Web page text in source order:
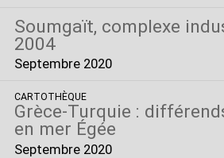
Soumgaït, complexe
2004
Septembre 2020
CARTOTHÈQUE
Grèce-Turquie :
en mer Égée
Septembre 2020